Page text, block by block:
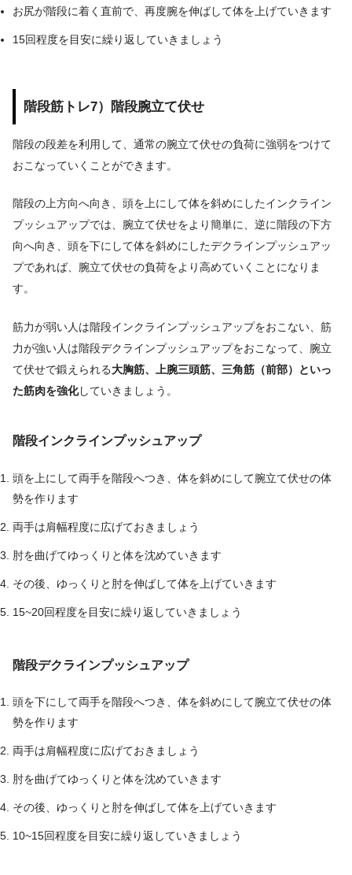
お尻が階段に着く直前で、再度腕を伸ばして体を上げていきます
15回程度を目安に繰り返していきましょう
階段筋トレ7）階段腕立て伏せ
階段の段差を利用して、通常の腕立て伏せの負荷に強弱をつけて
おこなっていくことができます。
階段の上方向へ向き、頭を上にして体を斜めにしたインクライン
プッシュアップでは、腕立て伏せをより簡単に、逆に階段の下方
向へ向き、頭を下にして体を斜めにしたデクラインプッシュアッ
プであれば、腕立て伏せの負荷をより高めていくことになりま
す。
筋力が弱い人は階段インクラインプッシュアップをおこない、筋
力が強い人は階段デクラインプッシュアップをおこなって、腕立
て伏せで鍛えられる大胸筋、上腕三頭筋、三角筋（前部）といっ
た筋肉を強化していきましょう。
階段インクラインプッシュアップ
頭を上にして両手を階段へつき、体を斜めにして腕立て伏せの体
勢を作ります
両手は肩幅程度に広げておきましょう
肘を曲げてゆっくりと体を沈めていきます
その後、ゆっくりと肘を伸ばして体を上げていきます
15~20回程度を目安に繰り返していきましょう
階段デクラインプッシュアップ
頭を下にして両手を階段へつき、体を斜めにして腕立て伏せの体
勢を作ります
両手は肩幅程度に広げておきましょう
肘を曲げてゆっくりと体を沈めていきます
その後、ゆっくりと肘を伸ばして体を上げていきます
10~15回程度を目安に繰り返していきましょう